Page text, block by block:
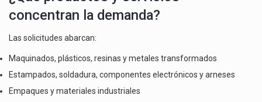
concentran la demanda?
Las solicitudes abarcan:
Maquinados, plásticos, resinas y metales transformados
Estampados, soldadura, componentes electrónicos y arneses
Empaques y materiales industriales